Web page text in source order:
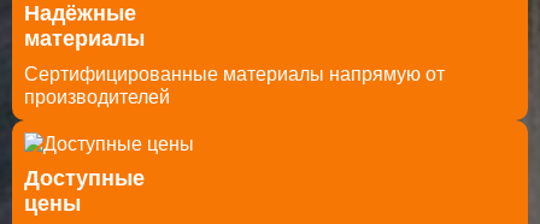
Надёжные
материалы
Cертифицированные материалы напрямую от
производителей
Доступные
цены